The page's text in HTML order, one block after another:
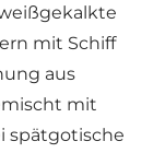
mit Schiff
aus
mit
spätgotische